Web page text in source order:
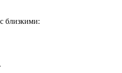
близкими: